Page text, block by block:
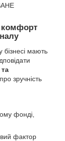
комфорт
бізнесі мають
зручність
фонді,
фактор